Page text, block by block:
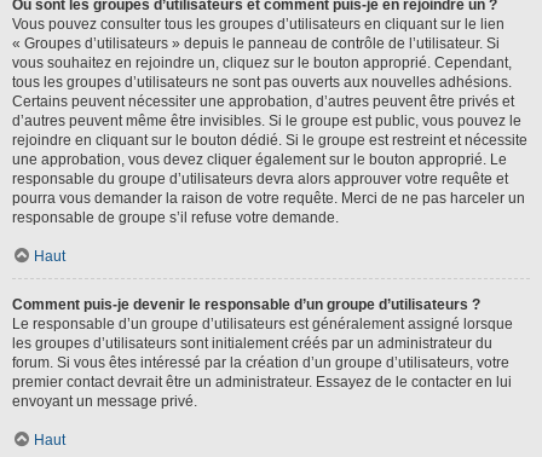
Où sont les groupes d’utilisateurs et comment puis-je en rejoindre un ?
Vous pouvez consulter tous les groupes d’utilisateurs en cliquant sur le lien
« Groupes d’utilisateurs » depuis le panneau de contrôle de l’utilisateur. Si
vous souhaitez en rejoindre un, cliquez sur le bouton approprié. Cependant,
tous les groupes d’utilisateurs ne sont pas ouverts aux nouvelles adhésions.
Certains peuvent nécessiter une approbation, d’autres peuvent être privés et
d’autres peuvent même être invisibles. Si le groupe est public, vous pouvez le
rejoindre en cliquant sur le bouton dédié. Si le groupe est restreint et nécessite
une approbation, vous devez cliquer également sur le bouton approprié. Le
responsable du groupe d’utilisateurs devra alors approuver votre requête et
pourra vous demander la raison de votre requête. Merci de ne pas harceler un
responsable de groupe s’il refuse votre demande.
Haut
Comment puis-je devenir le responsable d’un groupe d’utilisateurs ?
Le responsable d’un groupe d’utilisateurs est généralement assigné lorsque
les groupes d’utilisateurs sont initialement créés par un administrateur du
forum. Si vous êtes intéressé par la création d’un groupe d’utilisateurs, votre
premier contact devrait être un administrateur. Essayez de le contacter en lui
envoyant un message privé.
Haut